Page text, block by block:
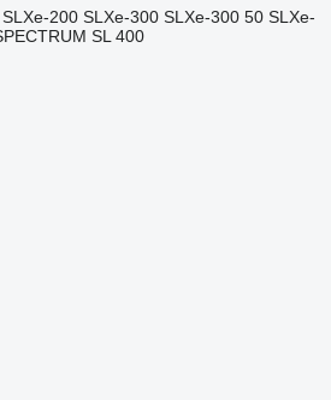
SLXe-200 SLXe-300 SLXe-300 50 SLXe-
SL 400